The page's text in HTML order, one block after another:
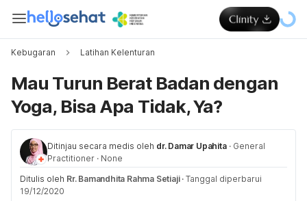
Kebugaran Latihan Kelenturan
Mau Turun Berat Badan dengan
Yoga, Bisa Apa Tidak, Ya?
Ditinjau secara medis oleh dr. Damar Upahita · General
Practitioner · None
Ditulis oleh Rr. Bamandhita Rahma Setiaji · Tanggal diperbarui
19/12/2020